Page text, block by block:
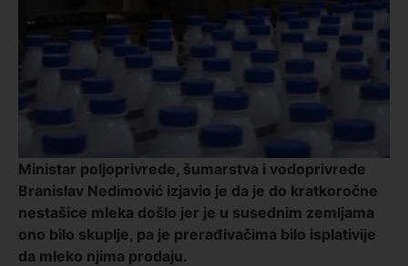
Ministar poljoprivrede, šumarstva i vodoprivrede
Branislav Nedimović izjavio je da je do kratkoročne
nestašice mleka došlo jer je u susednim zemljama
ono bilo skuplje, pa je prerađivačima bilo isplativije
da mleko njima prodaju.